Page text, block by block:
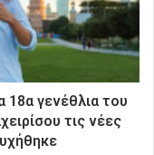
18α γενέθλια του
τις νέες